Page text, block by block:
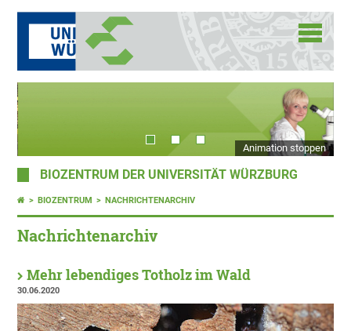
Animation stoppen
BIOZENTRUM DER UNIVERSITÄT WÜRZBURG
BIOZENTRUM NACHRICHTENARCHIV
Nachrichtenarchiv
Mehr lebendiges Totholz im Wald
30.06.2020